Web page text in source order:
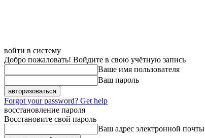
войти в систему
Добро пожаловать! Войдите в свою учётную запись
Ваше имя пользователя
Ваш пароль
Forgot your password? Get help
восстановление пароля
Восстановите свой пароль
Ваш адрес электронной почты